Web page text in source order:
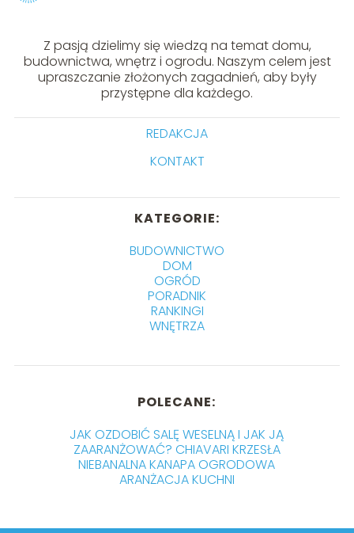
Z pasją dzielimy się wiedzą na temat domu,
budownictwa, wnętrz i ogrodu. Naszym celem jest
upraszczanie złożonych zagadnień, aby były
przystępne dla każdego.
REDAKCJA
KONTAKT
KATEGORIE:
BUDOWNICTWO
DOM
OGRÓD
PORADNIK
RANKINGI
WNĘTRZA
POLECANE:
JAK OZDOBIĆ SALĘ WESELNĄ I JAK JĄ
ZAARANŻOWAĆ? CHIAVARI KRZESŁA
NIEBANALNA KANAPA OGRODOWA
ARANŻACJA KUCHNI